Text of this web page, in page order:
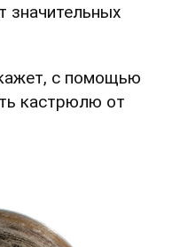
значительных
с помощью
кастрюлю от